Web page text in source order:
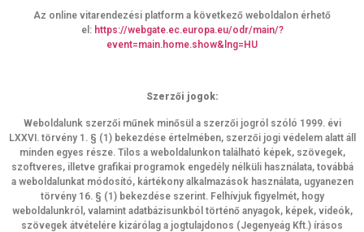
Az online vitarendezési platform a következő weboldalon érhető
el: https://webgate.ec.europa.eu/odr/main/?
event=main.home.show&lng=HU
Szerzői jogok:
Weboldalunk szerzői műnek minősül a szerzői jogról szóló 1999. évi
LXXVI. törvény 1. § (1) bekezdése értelmében, szerzői jogi védelem alatt áll
minden egyes része. Tilos a weboldalunkon található képek, szövegek,
szoftveres, illetve grafikai programok engedély nélküli használata, továbbá
a weboldalunkat módosító, kártékony alkalmazások használata, ugyanezen
törvény 16. § (1) bekezdése szerint. Felhívjuk figyelmét, hogy
weboldalunkról, valamint adatbázisunkból történő anyagok, képek, videók,
szövegek átvételére kizárólag a jogtulajdonos (Jegenyeág Kft.) írásos